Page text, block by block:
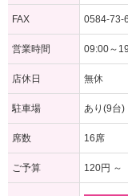
FAX 0584-73-
営業時間 09:00～
店休日 無休
駐車場 あり(9台)
席数 16席
ご予算 120円 ～